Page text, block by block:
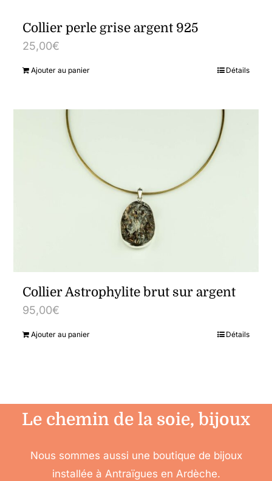
Collier perle grise argent 925
25,00€
Ajouter au panier Détails
Collier Astrophylite brut sur argent
95,00€
Ajouter au panier Détails
Le chemin de la soie, bijoux
Nous sommes aussi une boutique de bijoux
installée à Antraïgues en Ardèche.